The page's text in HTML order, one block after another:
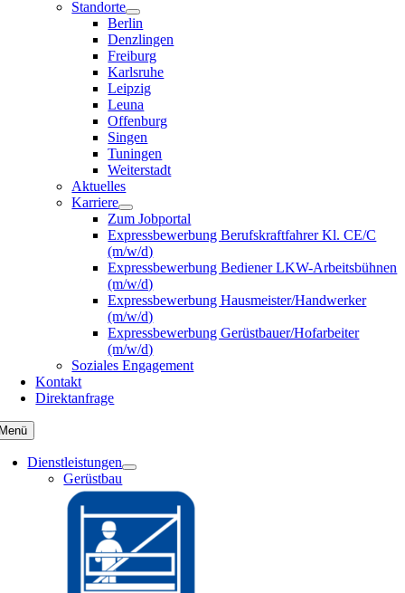
Standorte
Berlin
Denzlingen
Freiburg
Karlsruhe
Leipzig
Leuna
Offenburg
Singen
Tuningen
Weiterstadt
Aktuelles
Karriere
Zum Jobportal
Expressbewerbung Berufskraftfahrer Kl. CE/C
(m/w/d)
Expressbewerbung Bediener LKW-Arbeitsbühnen
(m/w/d)
Expressbewerbung Hausmeister/Handwerker
(m/w/d)
Expressbewerbung Gerüstbauer/Hofarbeiter
(m/w/d)
Soziales Engagement
Kontakt
Direktanfrage
Dienstleistungen
Gerüstbau